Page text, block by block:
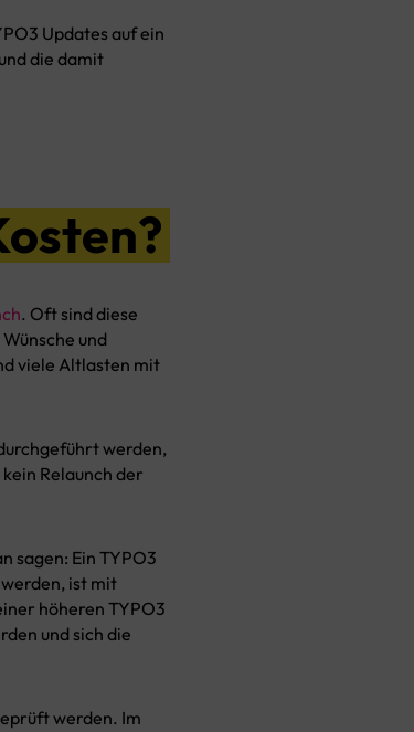
Updates auf ein
die damit
. Oft sind diese
und
viele Altlasten mit
werden,
Relaunch der
sagen: Ein TYPO3
ist mit
höheren TYPO3
und sich die
werden. Im